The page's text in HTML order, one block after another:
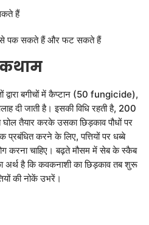
हैं
पक सकते हैं और फट सकते हैं
द्वारा बगीचों में कैप्टान (50 fungicide),
दी जाती है। इसकी विधि रहती है, 200
तैयार करके उसका छिड़काव पौधों पर
करने के लिए, पत्तियों पर धब्बे
करना चाहिए। बढ़ते मौसम में सेब के स्कैब
अर्थ है कि कवकनाशी का छिड़काव तब शुरू
की नोकें उभरें।